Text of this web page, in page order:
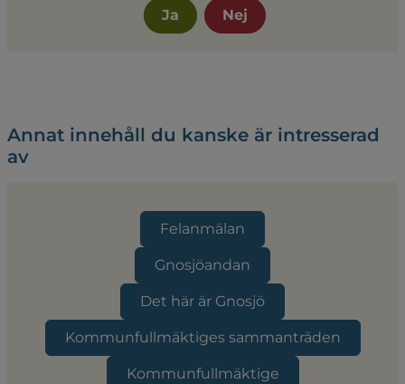
Ja Nej
Annat innehåll du kanske är intresserad
av
Felanmälan
Gnosjöandan
Det här är Gnosjö
Kommunfullmäktiges sammanträden
Kommunfullmäktige